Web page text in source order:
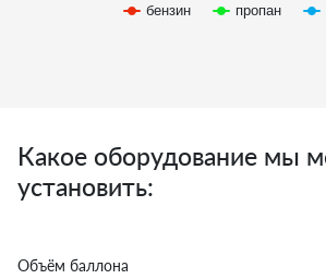
бензин пропан
Какое оборудование мы
установить:
Объём баллона